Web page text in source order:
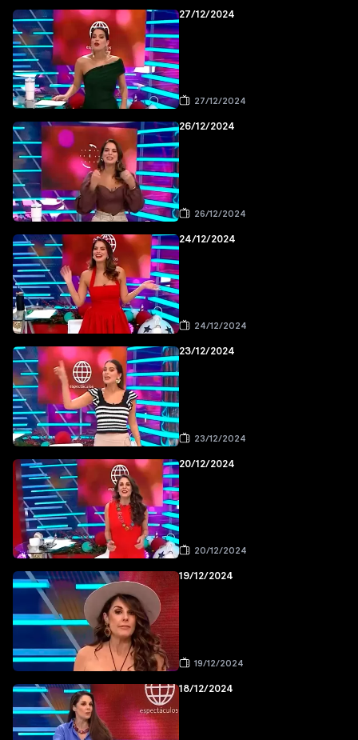
27/12/2024
27/12/2024
26/12/2024
26/12/2024
24/12/2024
24/12/2024
23/12/2024
23/12/2024
20/12/2024
20/12/2024
19/12/2024
19/12/2024
18/12/2024